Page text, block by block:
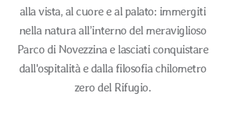
alla vista, al cuore e al palato: immergiti
nella natura all’interno del meraviglioso
Parco di Novezzina e lasciati conquistare
dall'ospitalità e dalla filosofia chilometro
zero del Rifugio.